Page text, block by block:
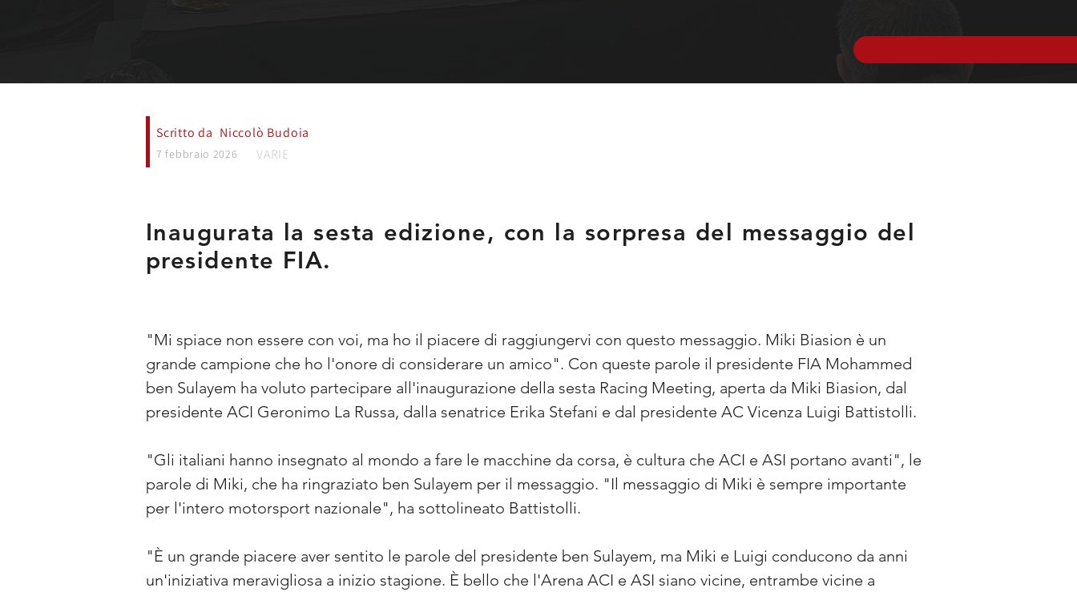
Scritto da Niccolò Budoia
7 febbraio 2026 VARIE
Inaugurata la sesta edizione, con la sorpresa del messaggio del
presidente FIA.
"Mi spiace non essere con voi, ma ho il piacere di raggiungervi con questo messaggio. Miki Biasion è un
grande campione che ho l'onore di considerare un amico". Con queste parole il presidente FIA Mohammed
ben Sulayem ha voluto partecipare all'inaugurazione della sesta Racing Meeting, aperta da Miki Biasion, dal
presidente ACI Geronimo La Russa, dalla senatrice Erika Stefani e dal presidente AC Vicenza Luigi Battistolli.
"Gli italiani hanno insegnato al mondo a fare le macchine da corsa, è cultura che ACI e ASI portano avanti", le
parole di Miki, che ha ringraziato ben Sulayem per il messaggio. "Il messaggio di Miki è sempre importante
per l'intero motorsport nazionale", ha sottolineato Battistolli.
"È un grande piacere aver sentito le parole del presidente ben Sulayem, ma Miki e Luigi conducono da anni
un'iniziativa meravigliosa a inizio stagione. È bello che l'Arena ACI e ASI siano vicine, entrambe vicine a